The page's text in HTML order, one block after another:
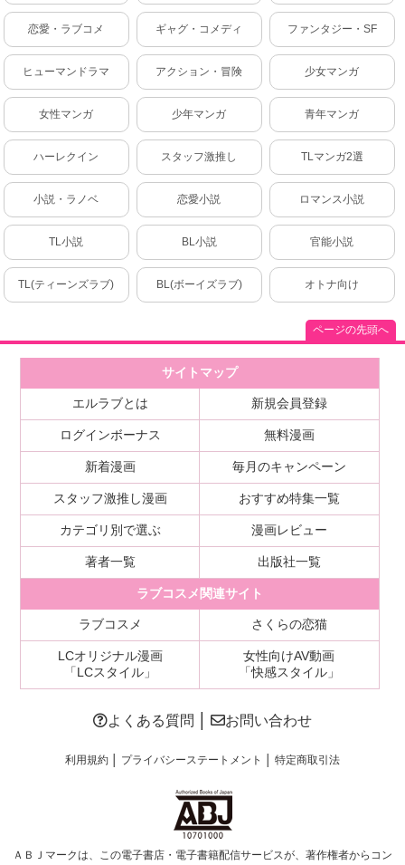
恋愛・ラブコメ ギャグ・コメディ ファンタジー・SF
ヒューマンドラマ アクション・冒険 少女マンガ
女性マンガ 少年マンガ 青年マンガ
ハーレクイン スタッフ激推し TLマンガ2選
小説・ラノベ 恋愛小説 ロマンス小説
TL小説 BL小説 官能小説
TL(ティーンズラブ) BL(ボーイズラブ) オトナ向け
ページの先頭へ
サイトマップ
エルラブとは 新規会員登録
ログインボーナス 無料漫画
新着漫画 毎月のキャンペーン
スタッフ激推し漫画 おすすめ特集一覧
カテゴリ別で選ぶ 漫画レビュー
著者一覧 出版社一覧
ラブコスメ関連サイト
ラブコスメ さくらの恋猫
LCオリジナル漫画
「LCスタイル」
女性向けAV動画
「快感スタイル」
よくある質問 お問い合わせ
利用規約│ プライバシーステートメント 特定商取引法
ＡＢＪマークは、この電子書店・電子書籍配信サービスが、著作権者からコン